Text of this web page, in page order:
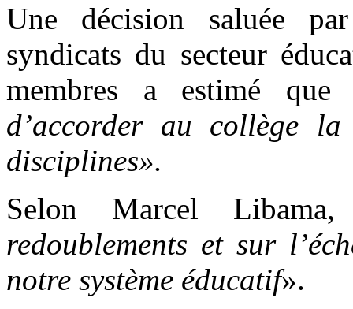
Une décision saluée
syndicats du secteur
membres a estimé que
d’accorder au collège
disciplines».
Selon Marcel
redoublements et sur
notre système éducatif».